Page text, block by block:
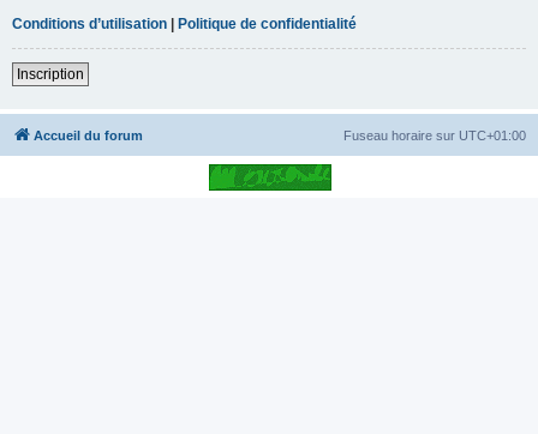
Conditions d’utilisation | Politique de confidentialité
Inscription
Accueil du forum Fuseau horaire sur UTC+01:00